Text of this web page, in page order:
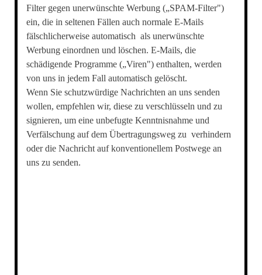
Filter gegen unerwünschte Werbung („SPAM-Filter")
ein, die in seltenen Fällen auch normale E-Mails
fälschlicherweise automatisch als unerwünschte
Werbung einordnen und löschen. E-Mails, die
schädigende Programme („Viren") enthalten, werden
von uns in jedem Fall automatisch gelöscht.
Wenn Sie schutzwürdige Nachrichten an uns senden
wollen, empfehlen wir, diese zu verschlüsseln und zu
signieren, um eine unbefugte Kenntnisnahme und
Verfälschung auf dem Übertragungsweg zu verhindern
oder die Nachricht auf konventionellem Postwege an
uns zu senden.